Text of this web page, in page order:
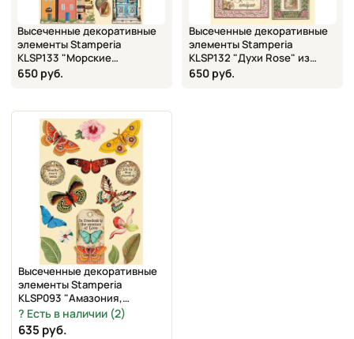
Высеченные декоративные
элементы Stamperia
KLSP133 "Морские
элементы" из фанеры,
14,8х21 см
650 руб.
Высеченные декоративные
элементы Stamperia
KLSP132 "Духи Rose" из
фанеры, 14,8х21 см
650 руб.
Высеченные декоративные
элементы Stamperia
KLSP093 "Амазония,
бабочки"
Есть в наличии (2)
635 руб.